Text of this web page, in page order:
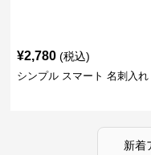
¥2,780 (税込)
シンプル スマート 名刺入れ
新着